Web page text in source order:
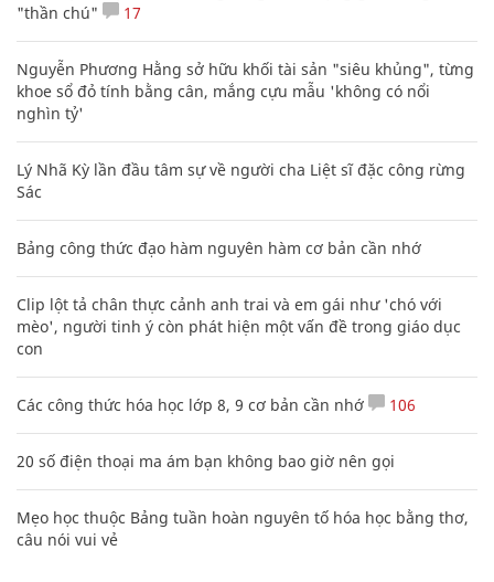
"thần chú"
17
Nguyễn Phương Hằng sở hữu khối tài sản "siêu khủng", từng
khoe sổ đỏ tính bằng cân, mắng cựu mẫu 'không có nổi
nghìn tỷ'
Lý Nhã Kỳ lần đầu tâm sự về người cha Liệt sĩ đặc công rừng
Sác
Bảng công thức đạo hàm nguyên hàm cơ bản cần nhớ
Clip lột tả chân thực cảnh anh trai và em gái như 'chó với
mèo', người tinh ý còn phát hiện một vấn đề trong giáo dục
con
Các công thức hóa học lớp 8, 9 cơ bản cần nhớ 106
20 số điện thoại ma ám bạn không bao giờ nên gọi
Mẹo học thuộc Bảng tuần hoàn nguyên tố hóa học bằng thơ,
câu nói vui vẻ